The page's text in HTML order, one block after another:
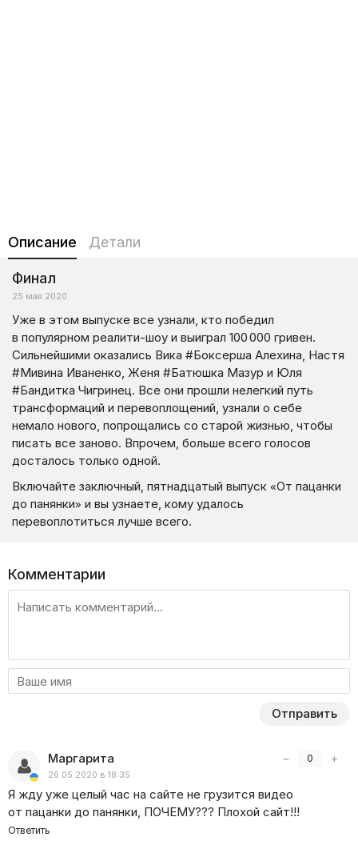
Описание Детали
Финал
25 мая 2020
Уже в этом выпуске все узнали, кто победил
в популярном реалити-шоу и выиграл 100 000 гривен.
Сильнейшими оказались Вика #Боксерша Алехина, Настя
#Мивина Иваненко, Женя #Батюшка Мазур и Юля
#Бандитка Чигринец. Все они прошли нелегкий путь
трансформаций и перевоплощений, узнали о себе
немало нового, попрощались со старой жизнью, чтобы
писать все заново. Впрочем, больше всего голосов
досталось только одной.
Включайте заключный, пятнадцатый выпуск «От пацанки
до панянки» и вы узнаете, кому удалось
перевоплотиться лучше всего.
Комментарии
Отправить
− 0 +
Маргарита
26.05.2020 в 18:35
Я жду уже целый час на сайте не грузится видео
от пацанки до панянки, ПОЧЕМУ??? Плохой сайт!!!
Ответить